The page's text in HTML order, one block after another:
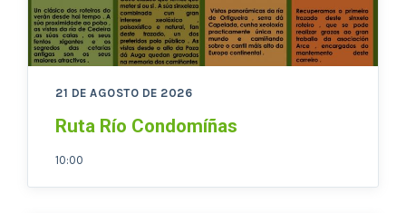
21 DE AGOSTO DE 2026
Ruta Río Condomíñas
10:00